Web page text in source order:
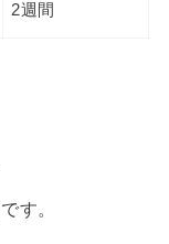
2週間
す。